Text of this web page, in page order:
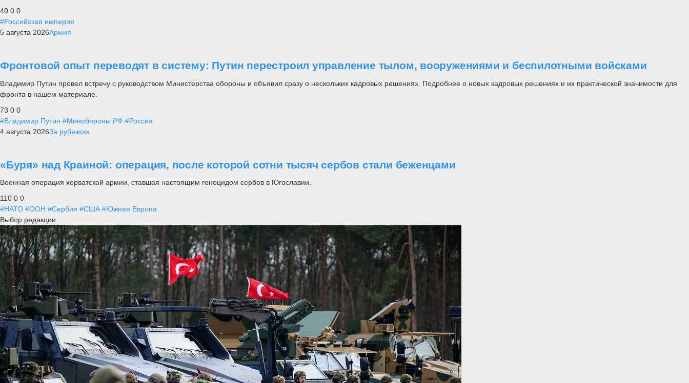
40 0 0
#Российская империя
5 августа 2026Армия
Фронтовой опыт переводят в систему: Путин перестроил управление тылом, вооружениями и беспилотными войсками
Владимир Путин провел встречу с руководством Министерства обороны и объявил сразу о нескольких кадровых решениях. Подробнее о новых кадровых решениях и их практической значимости для
фронта в нашем материале.
73 0 0
#Владимир Путин #Минобороны РФ #Россия
4 августа 2026За рубежом
«Буря» над Краиной: операция, после которой сотни тысяч сербов стали беженцами
Военная операция хорватской армии, ставшая настоящим геноцидом сербов в Югославии.
110 0 0
#НАТО #ООН #Сербия #США #Южная Европа
Выбор редакции